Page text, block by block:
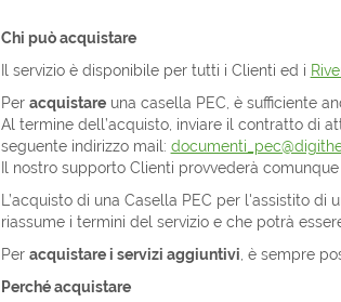
Chi può acquistare
Il servizio è disponibile per tutti i Clienti ed i
Per acquistareuna casella PEC, è sufficiente
Al termine dell’acquisto, inviare il contratto di
seguente indirizzo mail:
Il nostro supporto Clienti provvederà
L’acquisto di una Casella PEC per l'assistito
riassume i termini del servizio e che potrà
Per acquistare i servizi aggiuntivi , è sempre
Perché acquistare